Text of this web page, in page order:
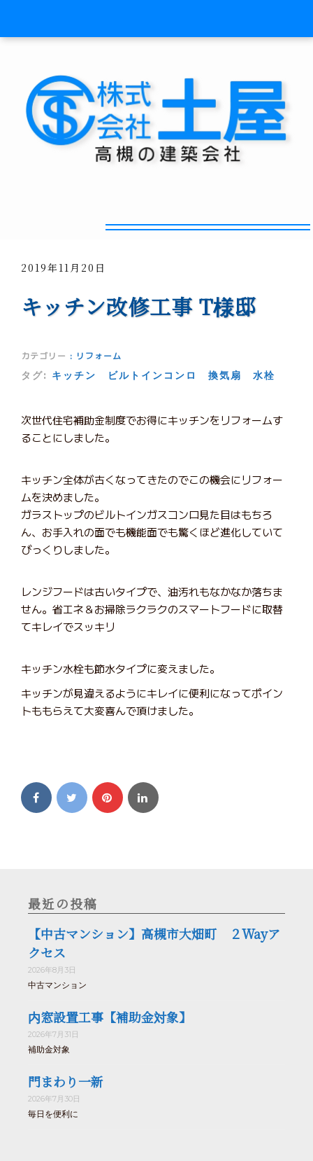
2019年11月20日
キッチン改修工事 T様邸
カテゴリー : リフォーム
タグ: キッチン ビルトインコンロ 換気扇 水栓
次世代住宅補助金制度でお得にキッチンをリフォームす
ることにしました。
キッチン全体が古くなってきたのでこの機会にリフォー
ムを決めました。
ガラストップのビルトインガスコンロ見た目はもちろ
ん、お手入れの面でも機能面でも驚くほど進化していて
びっくりしました。
レンジフードは古いタイプで、油汚れもなかなか落ちま
せん。省エネ＆お掃除ラクラクのスマートフードに取替
てキレイでスッキリ
キッチン水栓も節水タイプに変えました。
キッチンが見違えるようにキレイに便利になってポイン
トももらえて大変喜んで頂けました。
最近の投稿
【中古マンション】高槻市大畑町 ２Wayア
クセス
2026年8月3日
中古マンション
内窓設置工事【補助金対象】
2026年7月31日
補助金対象
門まわり一新
2026年7月30日
毎日を便利に